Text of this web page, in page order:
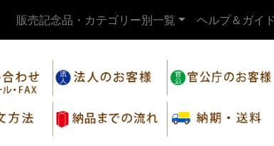
販売記念品・カテゴリー別一覧 ヘルプ＆ガイド